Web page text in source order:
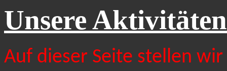
Unsere Aktivitäten
Auf dieser Seite stellen